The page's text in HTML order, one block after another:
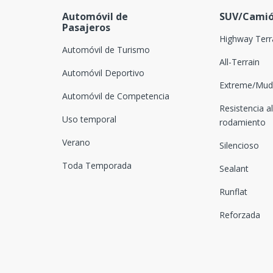
Automóvil de
Pasajeros
Automóvil de Turismo
Automóvil Deportivo
Automóvil de Competencia
Uso temporal
Verano
Toda Temporada
SUV/
Highway
All-Terrain
Extreme/
Resistencia al
rodamiento
Silencioso
Sealant
Runflat
Reforzada